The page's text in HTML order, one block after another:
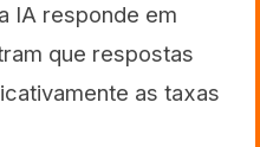
IA responde em
que respostas
as taxas